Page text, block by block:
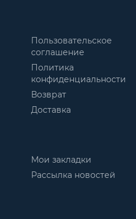
Пользовательское
соглашение
Политика
конфиденциальности
Возврат
Доставка
Мои закладки
Рассылка новостей